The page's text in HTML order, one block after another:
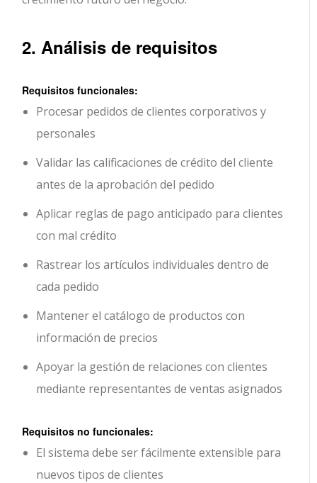
2. Análisis de requisitos
Requisitos funcionales:
Procesar pedidos de clientes corporativos y
personales
Validar las calificaciones de crédito del cliente
antes de la aprobación del pedido
Aplicar reglas de pago anticipado para clientes
con mal crédito
Rastrear los artículos individuales dentro de
cada pedido
Mantener el catálogo de productos con
información de precios
Apoyar la gestión de relaciones con clientes
mediante representantes de ventas asignados
Requisitos no funcionales:
El sistema debe ser fácilmente extensible para
nuevos tipos de clientes